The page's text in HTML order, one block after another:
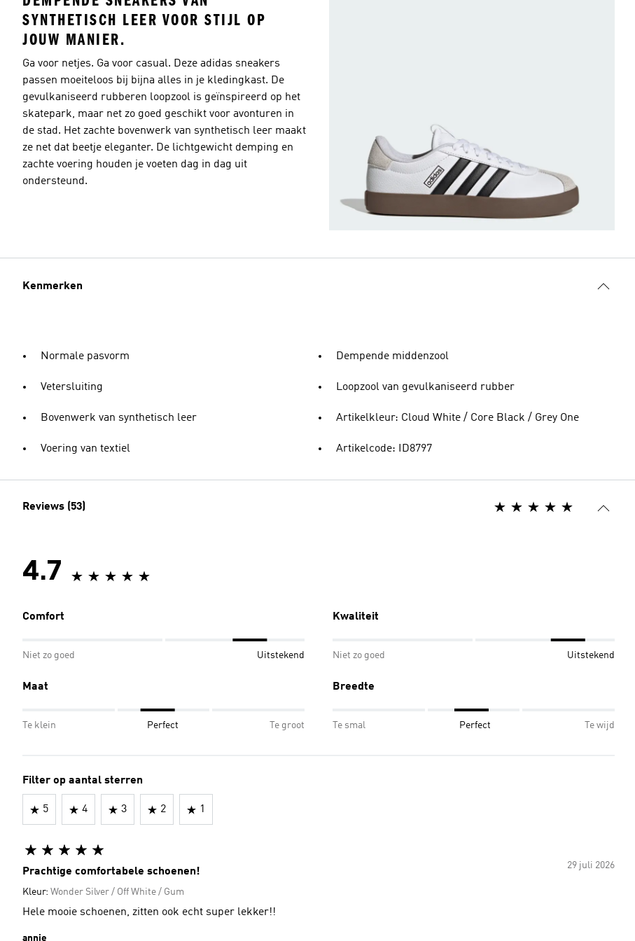
SYNTHETISCH LEER VOOR STIJL OP
JOUW MANIER.
Ga voor netjes. Ga voor casual. Deze adidas sneakers
passen moeiteloos bij bijna alles in je kledingkast. De
gevulkaniseerd rubberen loopzool is geïnspireerd op het
skatepark, maar net zo goed geschikt voor avonturen in
de stad. Het zachte bovenwerk van synthetisch leer maakt
ze net dat beetje eleganter. De lichtgewicht demping en
zachte voering houden je voeten dag in dag uit
ondersteund.
Kenmerken
Normale pasvorm
Vetersluiting
Bovenwerk van synthetisch leer
Voering van textiel
Dempende middenzool
Loopzool van gevulkaniseerd rubber
Artikelkleur: Cloud White / Core Black / Grey One
Artikelcode: ID8797
Reviews (53)
4.7
Comfort
Niet zo goed Uitstekend
Kwaliteit
Niet zo goed Uitstekend
Maat
Te klein Perfect Te groot
Breedte
Te smal Perfect Te wijd
Filter op aantal sterren
5 4 3 2 1
29 juli 2026
Prachtige comfortabele schoenen!
Kleur: Wonder Silver / Off White / Gum
Hele mooie schoenen, zitten ook echt super lekker!!
annie